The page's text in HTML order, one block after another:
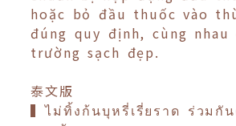
hoặc bỏ đầu thuốc vào
đúng quy định, cùng
trường sạch đẹp.
泰文版
▍ไม่ทิ้งก้นบุหรี่เรี่ยราด ร่วมกั